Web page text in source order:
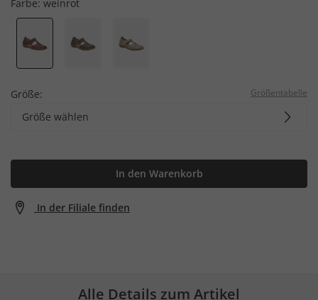
Farbe: weinrot
Größe: Größentabelle
Größe wählen
In den Warenkorb
In der Filiale finden
Alle Details zum Artikel